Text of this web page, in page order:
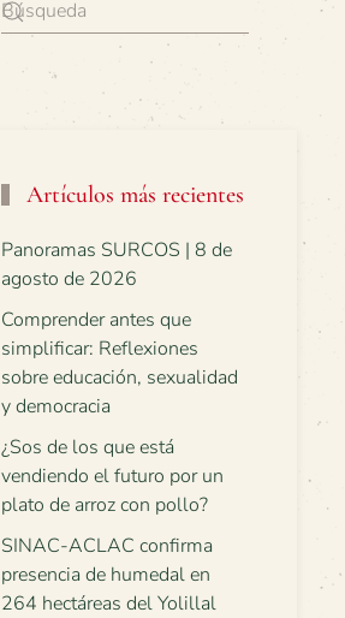
Artículos más recientes
Panoramas SURCOS | 8 de
agosto de 2026
Comprender antes que
simplificar: Reflexiones
sobre educación, sexualidad
y democracia
¿Sos de los que está
vendiendo el futuro por un
plato de arroz con pollo?
SINAC-ACLAC confirma
presencia de humedal en
264 hectáreas del Yolillal